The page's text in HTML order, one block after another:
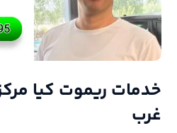
خدمات ریموت کیا
غرب